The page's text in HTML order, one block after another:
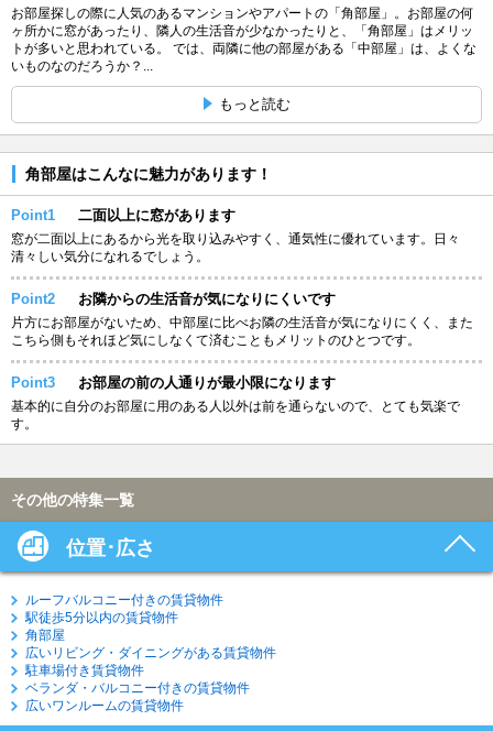
お部屋探しの際に人気のあるマンションやアパートの「角部屋」。お部屋の何
ヶ所かに窓があったり、隣人の生活音が少なかったりと、「角部屋」はメリッ
トが多いと思われている。 では、両隣に他の部屋がある「中部屋」は、よくな
いものなのだろうか？...
もっと読む
角部屋はこんなに魅力があります！
Point1 二面以上に窓があります
窓が二面以上にあるから光を取り込みやすく、通気性に優れています。日々
清々しい気分になれるでしょう。
Point2 お隣からの生活音が気になりにくいです
片方にお部屋がないため、中部屋に比べお隣の生活音が気になりにくく、また
こちら側もそれほど気にしなくて済むこともメリットのひとつです。
Point3 お部屋の前の人通りが最小限になります
基本的に自分のお部屋に用のある人以外は前を通らないので、とても気楽で
す。
その他の特集一覧
位置･広さ
ルーフバルコニー付きの賃貸物件
駅徒歩5分以内の賃貸物件
角部屋
広いリビング・ダイニングがある賃貸物件
駐車場付き賃貸物件
ベランダ・バルコニー付きの賃貸物件
広いワンルームの賃貸物件